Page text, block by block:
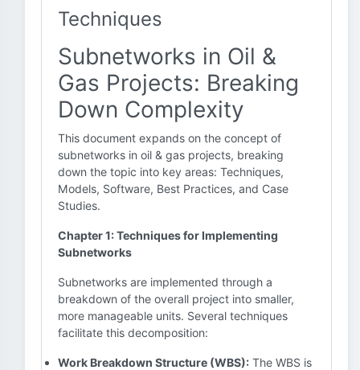
Techniques
Subnetworks in Oil &
Gas Projects: Breaking
Down Complexity
This document expands on the concept of
subnetworks in oil & gas projects, breaking
down the topic into key areas: Techniques,
Models, Software, Best Practices, and Case
Studies.
Chapter 1: Techniques for Implementing
Subnetworks
Subnetworks are implemented through a
breakdown of the overall project into smaller,
more manageable units. Several techniques
facilitate this decomposition:
Work Breakdown Structure (WBS): The WBS is